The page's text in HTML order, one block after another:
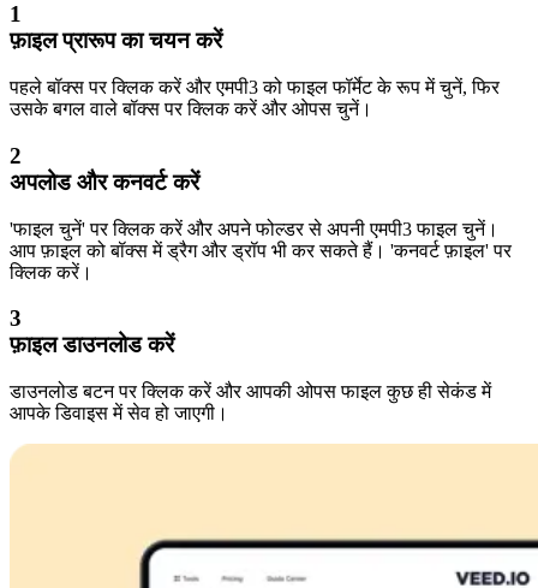
1
फ़ाइल प्रारूप का चयन करें
पहले बॉक्स पर क्लिक करें और एमपी3 को फाइल फॉर्मेट के रूप में चुनें, फिर
उसके बगल वाले बॉक्स पर क्लिक करें और ओपस चुनें।
2
अपलोड और कनवर्ट करें
'फाइल चुनें' पर क्लिक करें और अपने फोल्डर से अपनी एमपी3 फाइल चुनें।
आप फ़ाइल को बॉक्स में ड्रैग और ड्रॉप भी कर सकते हैं। 'कनवर्ट फ़ाइल' पर
क्लिक करें।
3
फ़ाइल डाउनलोड करें
डाउनलोड बटन पर क्लिक करें और आपकी ओपस फाइल कुछ ही सेकंड में
आपके डिवाइस में सेव हो जाएगी।